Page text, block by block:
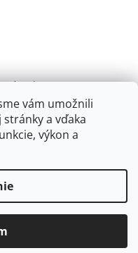
vám umožnili
a vďaka
výkon a
web /
PR110, PR102
práva vyhradené.